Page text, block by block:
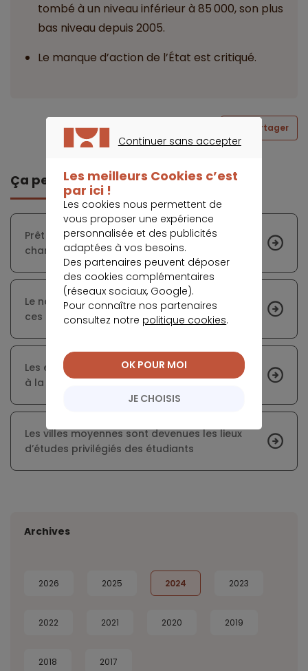
tombé à un niveau inférieur à 85 000, son plus
bas niveau depuis 2005.
Le manque d’action de l’État est critiqué.
Partager
Ça peut vous intéresser
Prêt immobilier : la banque offre une seconde
chance à certains emprunteurs
Le nombre de logements inoccupés a explosé
ces trente dernières années
Les enjeux du secteur du déménagement face
à la crise immobilière
Les villes moyennes sont devenues les lieux
d’études privilégiés des étudiants
Archives
2026 2025 2024 2023
2022 2021 2020 2019
2018 2017
Continuer sans accepter
Les meilleurs Cookies c’est
par ici !
Les cookies nous permettent de
vous proposer une expérience
personnalisée et des publicités
adaptées à vos besoins.
Des partenaires peuvent déposer
des cookies complémentaires
(réseaux sociaux, Google).
Pour connaître nos partenaires
consultez notre politique cookies.
JE CHOISIS
OK POUR MOI